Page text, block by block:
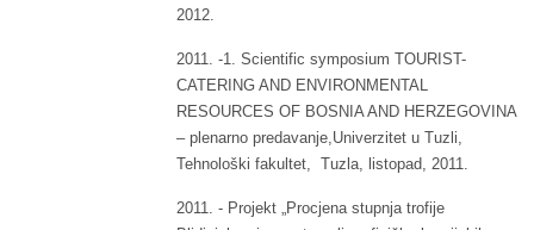
2012.
2011. -1. Scientific symposium TOURIST-
CATERING AND ENVIRONMENTAL
RESOURCES OF BOSNIA AND HERZEGOVINA
– plenarno predavanje,Univerzitet u Tuzli,
Tehnološki fakultet, Tuzla, listopad, 2011.
2011. - Projekt „Procjena stupnja trofije